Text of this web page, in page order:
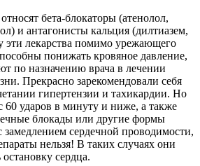
бета-блокаторы (атенолол,
и антагонисты кальция (дилтиазем,
эти лекарства помимо урежающего
понижать кровяное давление,
по назначению врача в лечении
Прекрасно зарекомендовали себя
гипертензии и тахикардии. Но
60 ударов в минуту и ниже, а также
блокады или другие формы
замедлением сердечной проводимости,
нельзя! В таких случаях они
сердца.